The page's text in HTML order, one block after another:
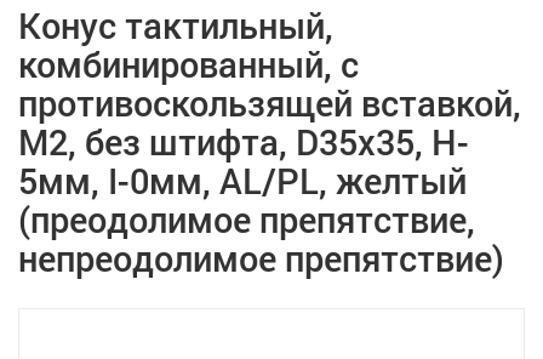
Конус тактильный,
комбинированный, с
противоскользящей вставкой,
М2, без штифта, D35x35, H-
5мм, I-0мм, AL/PL, желтый
(преодолимое препятствие,
непреодолимое препятствие)